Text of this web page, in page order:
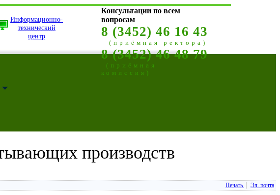
Информационно-
технический
центр
Консультации по всем
вопросам
8 (3452) 46 16 43
(приёмная ректора)
8 (3452) 46 48 79
(приёмная
комиссия)
производств
Печать Эл. почта